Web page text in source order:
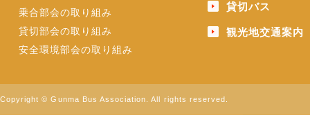
乗合部会の取り組み
貸切部会の取り組み
安全環境部会の取り組み
貸切バス
観光地交通案内
Copyright © Gunma Bus Association. All rights reserved.